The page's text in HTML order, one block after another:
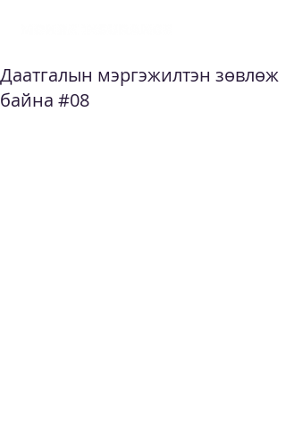
Даатгалын мэргэжилтэн зөвлөж
байна #08